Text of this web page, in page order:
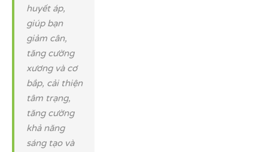
huyết áp,
giúp bạn
giảm cân,
tăng cường
xương và cơ
bắp, cải thiện
tâm trạng,
tăng cường
khả năng
sáng tạo và